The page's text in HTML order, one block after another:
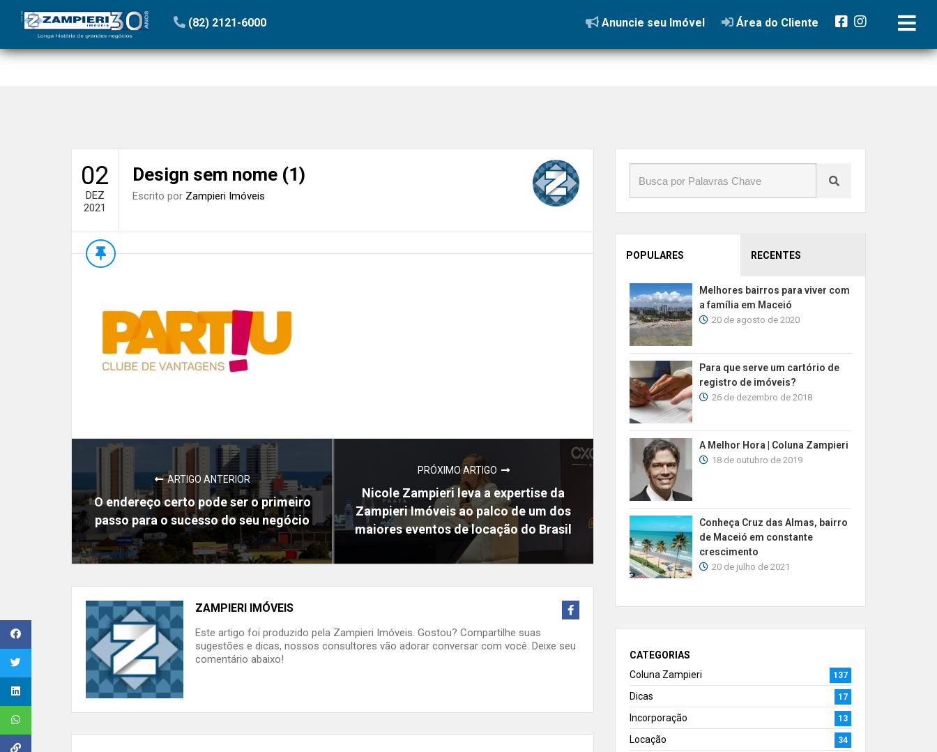
(82) 2121-6000 Anuncie seu Imóvel Área do Cliente
Início»Blog»NOVIDADE! Cliente Zampieri tem acesso ao Clube de Vantagens Partiu
02
DEZ
2021
Design sem nome (1)
Escrito por Zampieri Imóveis
ARTIGO ANTERIOR
O endereço certo pode ser o primeiro
passo para o sucesso do seu negócio
PRÓXIMO ARTIGO
Nicole Zampieri leva a expertise da
Zampieri Imóveis ao palco de um dos
maiores eventos de locação do Brasil
ZAMPIERI IMÓVEIS
Este artigo foi produzido pela Zampieri Imóveis. Gostou? Compartilhe suas
sugestões e dicas, nossos consultores vão adorar conversar com você. Deixe seu
comentário abaixo!
POPULARES RECENTES
Melhores bairros para viver com
a família em Maceió
20 de agosto de 2020
Para que serve um cartório de
registro de imóveis?
26 de dezembro de 2018
A Melhor Hora | Coluna Zampieri
18 de outubro de 2019
Conheça Cruz das Almas, bairro
de Maceió em constante
crescimento
20 de julho de 2021
CATEGORIAS
Coluna Zampieri
137
Dicas 17
Incorporação 13
Locação 34